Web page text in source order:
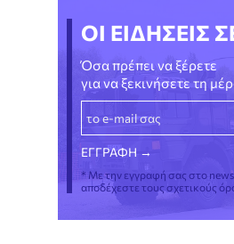
ΟΙ ΕΙΔΗΣΕΙΣ
Όσα πρέπει να ξέρετε
για να ξεκινήσετε τη
* Με την εγγραφή σας στο
αποδέχεστε τους σχετικούς